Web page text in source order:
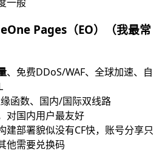
Pages（EO）（我最常
、免费DDoS/WAF、全球加速、自
函数、国内/国际双线路
对国内用户最友好
建部署貌似没有CF快，账号分享只
他需要兑换码